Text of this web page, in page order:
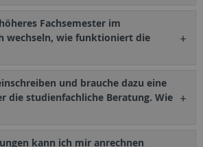
Fachsemester im
wechseln, wie funktioniert die
und brauche dazu eine
die studienfachliche Beratung. Wie
kann ich mir anrechnen